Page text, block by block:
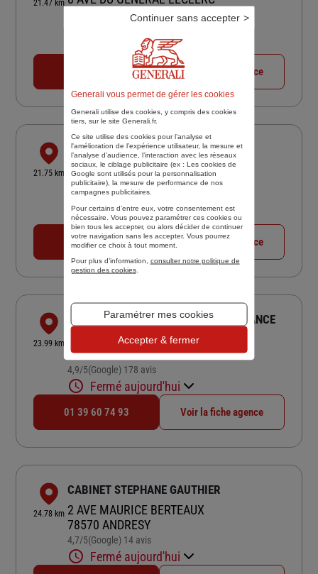
21.47 km
93250 VILLEMOMBLE
Fermé aujourd'hui
Voir la fiche agence
21.75 km
AGENCE FABIENNE DUDOUIT
2 BD DE STRASBOURG
94350 VILLIERS SUR MARNE
Note de 4 sur 5
(Google) 30 avis
Fermé aujourd'hui
01 49 30 85 81 Voir la fiche agence
23.99 km
GENERALI BEAUCHAMP - SG LASSURANCE
131 CHAUSSEE JULES CESAR
95250 BEAUCHAMP
4,9/5Note de 4.9 sur 5
(Google) 178 avis
Fermé aujourd'hui
01 39 60 74 93 Voir la fiche agence
24.78 km
CABINET STEPHANE GAUTHIER
2 AVE MAURICE BERTEAUX
78570 ANDRESY
4,7/5Note de 4.7 sur 5
(Google) 14 avis
Fermé aujourd'hui
Generali vous permet de gérer les cookies
Generali utilise des cookies, y compris des cookies
tiers, sur le site Generali.fr.
Ce site utilise des cookies pour l’analyse et
l'amélioration de l’expérience utilisateur, la mesure et
l’analyse d’audience, l’interaction avec les réseaux
sociaux, le ciblage publicitaire (ex : Les cookies de
Google sont utilisés pour la personnalisation
publicitaire), la mesure de performance de nos
campagnes publicitaires.
Pour certains d’entre eux, votre consentement est
nécessaire. Vous pouvez paramétrer ces cookies ou
bien tous les accepter, ou alors décider de continuer
votre navigation sans les accepter. Vous pourrez
modifier ce choix à tout moment.
Pour plus d’information, consulter notre politique de
gestion des cookies.
Paramétrer mes cookies
Continuer sans accepter
Accepter & fermer